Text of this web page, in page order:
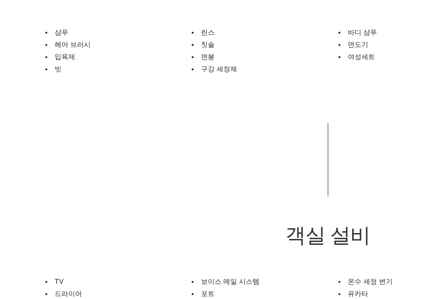
샴푸 린스
바디 샴푸
헤어 브러시
칫솔
면도기
입욕제
면봉
여성세트
빗
구강 세정제
객실 설비
TV 보이스 메일 시스템
온수 세정 변기
드라이어
포트
유카타